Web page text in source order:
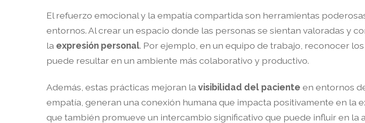
El refuerzo emocional y la empatía compartida son herramientas
entornos. Al crear un espacio donde las personas se sientan valoradas y
la expresión personal. Por ejemplo, en un equipo de trabajo, reconocer
puede resultar en un ambiente más colaborativo y productivo.
Además, estas prácticas mejoran la visibilidad del paciente en entornos
empatía, generan una conexión humana que impacta positivamente en la
que también promueve un intercambio significativo que puede influir en